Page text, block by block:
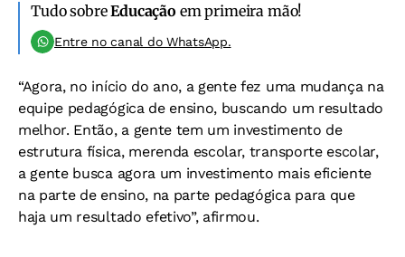
Tudo sobreEducação em primeira mão!
Entre no canal do WhatsApp.
“Agora, no início do ano, a gente fez uma mudança na
equipe pedagógica de ensino, buscando um resultado
melhor. Então, a gente tem um investimento de
estrutura física, merenda escolar, transporte escolar,
a gente busca agora um investimento mais eficiente
na parte de ensino, na parte pedagógica para que
haja um resultado efetivo”, afirmou.